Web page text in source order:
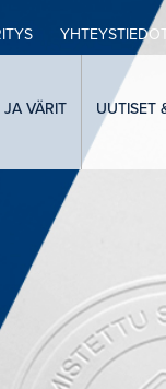
VÄRIT UUTISET